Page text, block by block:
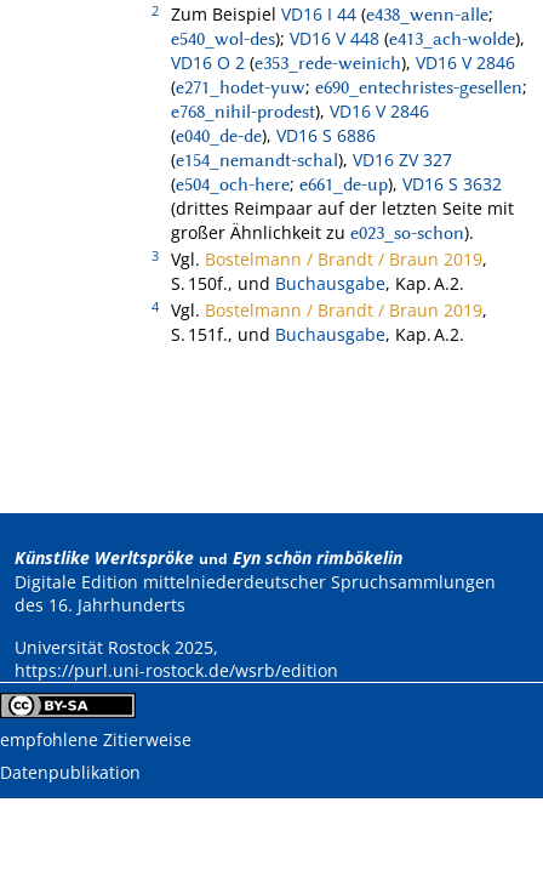
2 Zum Beispiel VD16 I 44 (e438_wenn-alle;
e540_wol-des); VD16 V 448 (e413_ach-wolde),
VD16 O 2 (e353_rede-weinich), VD16 V 2846
(e271_hodet-yuw; e690_entechristes-gesellen;
e768_nihil-prodest), VD16 V 2846
(e040_de-de), VD16 S 6886
(e154_nemandt-schal), VD16 ZV 327
(e504_och-here; e661_de-up), VD16 S 3632
(drittes Reimpaar auf der letzten Seite mit
großer Ähnlichkeit zu e023_so-schon).
3 Vgl. Bostelmann / Brandt / Braun 2019,
S. 150f., und Buchausgabe, Kap. A.2.
4 Vgl. Bostelmann / Brandt / Braun 2019,
S. 151f., und Buchausgabe, Kap. A.2.
Künstlike Werltspröke und Eyn schön rimbökelin
Digitale Edition mittelniederdeutscher Spruchsammlungen
des 16. Jahrhunderts
Universität Rostock 2025,
https://purl.uni-rostock.de/wsrb/edition
empfohlene Zitierweise
Datenpublikation
Impressum,Datenschutzerklärung